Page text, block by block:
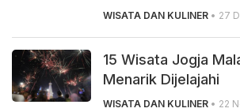
WISATA DAN KULINER • 27
15 Wisata Jogja
Menarik Dijelajahi
WISATA DAN KULINER • 22